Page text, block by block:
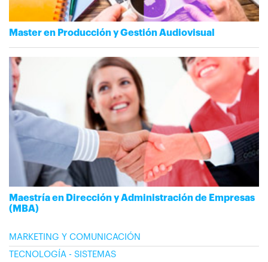
Master en Producción y Gestión Audiovisual
Maestría en Dirección y Administración de Empresas
(MBA)
MARKETING Y COMUNICACIÓN
TECNOLOGÍA - SISTEMAS